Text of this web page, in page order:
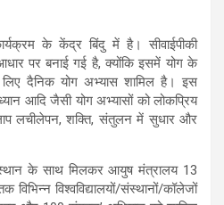
के केंद्र बिंदु में है। सीवाईपीकी
पर बनाई गई है, क्योंकि इसमें योग के
दैनिक योग अभ्यास शामिल है। इस
ध्यान आदि जैसी योग अभ्यासों को लोकप्रिय
लचीलेपन, शक्ति, संतुलन में सुधार और
संस्थान के साथ मिलकर आयुष मंत्रालय 13
विश्वविद्यालयों/संस्थानों/कॉलेजों